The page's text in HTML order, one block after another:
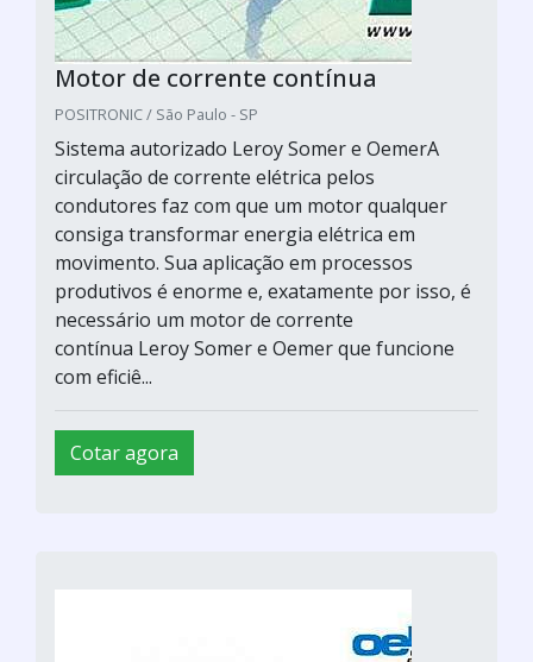
Motor de corrente contínua
POSITRONIC / São Paulo - SP
Sistema autorizado Leroy Somer e OemerA
circulação de corrente elétrica pelos
condutores faz com que um motor qualquer
consiga transformar energia elétrica em
movimento. Sua aplicação em processos
produtivos é enorme e, exatamente por isso, é
necessário um motor de corrente
contínua Leroy Somer e Oemer que funcione
com eficiê...
Cotar agora